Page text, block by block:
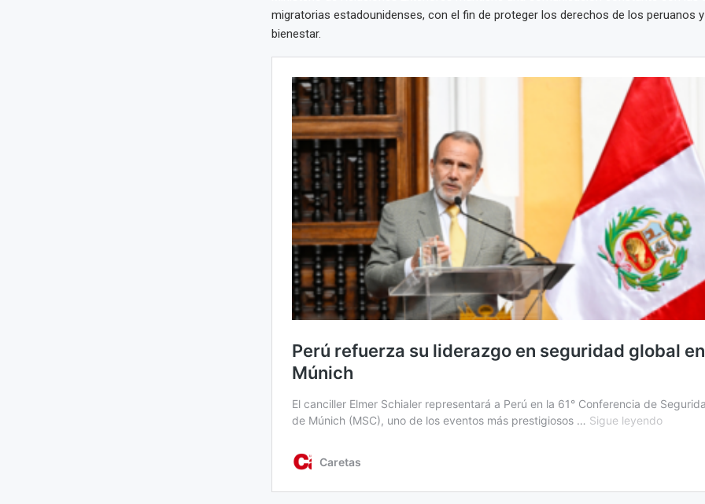
migratorias estadounidenses, con el fin de proteger los derechos de los peruanos
bienestar.